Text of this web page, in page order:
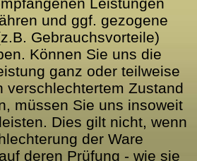
und ggf. gezogene
Gebrauchsvorteile)
Können Sie uns die
ganz oder teilweise
verschlechtertem Zustand
müssen Sie uns insoweit
Dies gilt nicht, wenn
der Ware
deren Prüfung - wie sie